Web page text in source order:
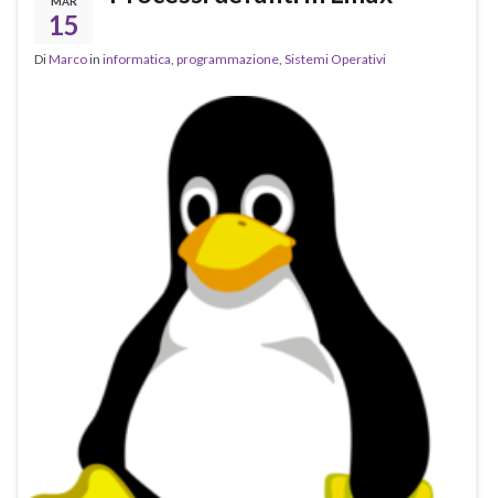
15
DiMarcoin informatica programmazione Sistemi Operativi